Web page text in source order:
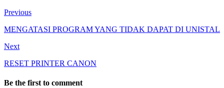
Previous
MENGATASI PROGRAM YANG TIDAK DAPAT DI UNISTAL
Next
RESET PRINTER CANON
Be the first to comment